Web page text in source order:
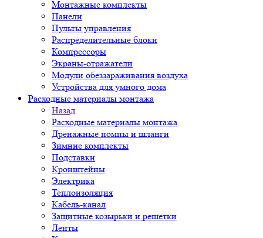
Монтажные комплекты
Панели
Пульты управления
Распределительные блоки
Компрессоры
Экраны-отражатели
Модули обеззараживания воздуха
Устройства для умного дома
Расходные материалы монтажа
Назад
Расходные материалы монтажа
Дренажные помпы и шланги
Зимние комплекты
Подставки
Кронштейны
Электрика
Теплоизоляция
Кабель-канал
Защитные козырьки и решетки
Ленты